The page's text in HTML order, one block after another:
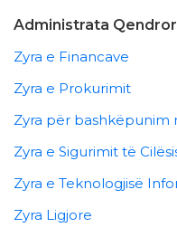
Administrata
Zyra e Financave
Zyra e Prokurimit
Zyra për
Zyra e Sigurimit të
Zyra e Teknologjisë
Zyra Ligjore